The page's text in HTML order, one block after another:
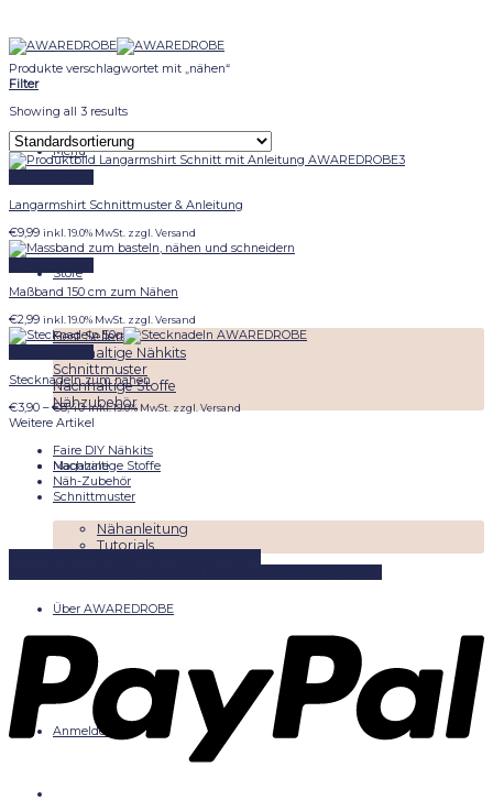
content
Menu
Store
Best Sellers
Nachhaltige Nähkits
Schnittmuster
Nachhaltige Stoffe
Nähzubehör
Magazine
Nähanleitung
Tutorials
Über AWAREDROBE
Anmelden
Produkte verschlagwortet mit „nähen“
Filter
Showing all 3 results
Langarmshirt Schnittmuster & Anleitung
€9,99 inkl. 19.0% MwSt. zzgl. Versand
Maßband 150 cm zum Nähen
€2,99 inkl. 19.0% MwSt. zzgl. Versand
Stecknadeln zum nähen
€3,90 –€8,40Preisspanne:
€3,90
€8,40
inkl. 19.0% MwSt. zzgl. Versand
Weitere Artikel
Faire DIY Nähkits
Nachhaltige Stoffe
Näh-Zubehör
Schnittmuster